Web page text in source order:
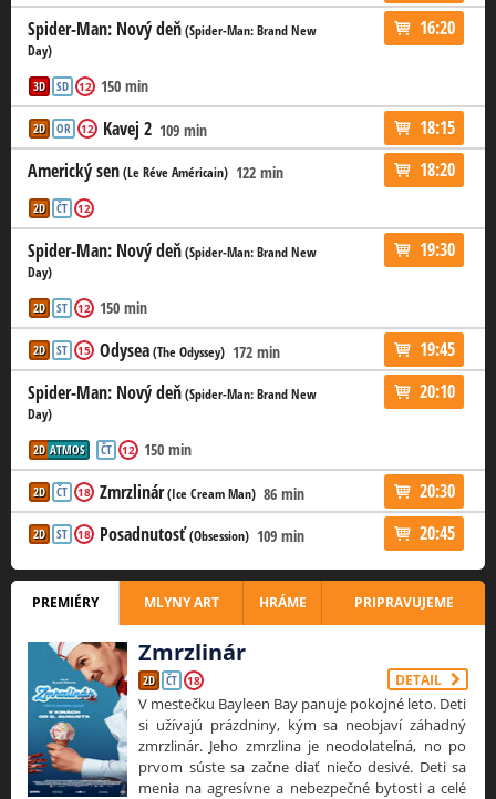
Spider-Man: Nový deň(Spider-Man: Brand New
Day)
150 min
3D SD 12
16:20
Kavej 2 109 min
2D OR 12
18:15
Americký sen(Le Réve Américain) 122 min
2D ČT 12
18:20
Spider-Man: Nový deň(Spider-Man: Brand New
Day)
150 min
2D ST 12
19:30
Odysea(The Odyssey) 172 min
2D ST 15
19:45
Spider-Man: Nový deň(Spider-Man: Brand New
Day)
150 min
2D ATMOS ČT 12
20:10
Zmrzlinár(Ice Cream Man) 86 min
2D ČT 18
20:30
Posadnutosť(Obsession) 109 min
2D ST 18 20:45
PREMIÉRY MLYNY ART HRÁME PRIPRAVUJEME
Zmrzlinár
2D ČT 18 DETAIL
V mestečku Bayleen Bay panuje pokojné leto. Deti
si užívajú prázdniny, kým sa neobjaví záhadný
zmrzlinár. Jeho zmrzlina je neodolateľná, no po
prvom súste sa začne diať niečo desivé. Deti sa
menia na agresívne a nebezpečné bytosti a celé